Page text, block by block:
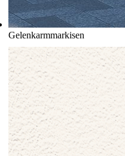
Gelenkarmmarkisen